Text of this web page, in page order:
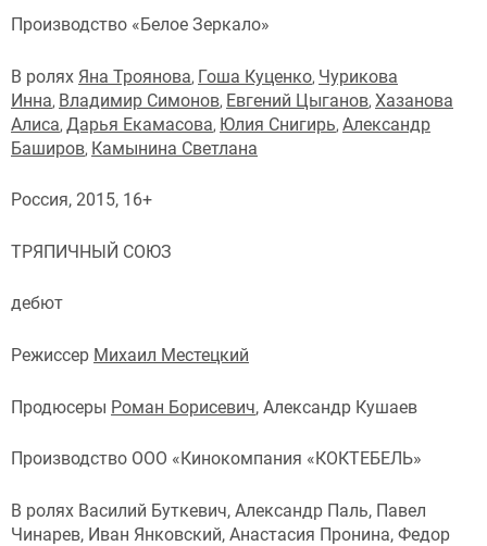
Производство «Белое Зеркало»
В ролях Яна Троянова, Гоша Куценко, Чурикова
Инна, Владимир Симонов, Евгений Цыганов, Хазанова
Алиса, Дарья Екамасова, Юлия Снигирь, Александр
Баширов, Камынина Светлана
Россия, 2015, 16+
ТРЯПИЧНЫЙ СОЮЗ
дебют
Режиссер Михаил Местецкий
Продюсеры Роман Борисевич, Александр Кушаев
Производство ООО «Кинокомпания «КОКТЕБЕЛЬ»
В ролях Василий Буткевич, Александр Паль, Павел
Чинарев, Иван Янковский, Анастасия Пронина, Федор